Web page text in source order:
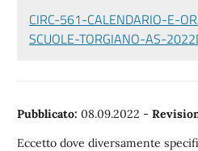
CIRC-561-CALENDARIO-E-
SCUOLE-TORGIANO-AS-2022
Pubblicato: 08.09.2022 -
Eccetto dove diversamente